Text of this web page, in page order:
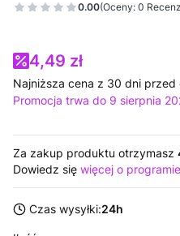
0.00(Oceny: 0
4,49 zł
Najniższa cena z 30 dni przed
Promocja trwa do 9 sierpnia
Za zakup produktu otrzymasz
Dowiedz się więcej o
Czas wysyłki:24h